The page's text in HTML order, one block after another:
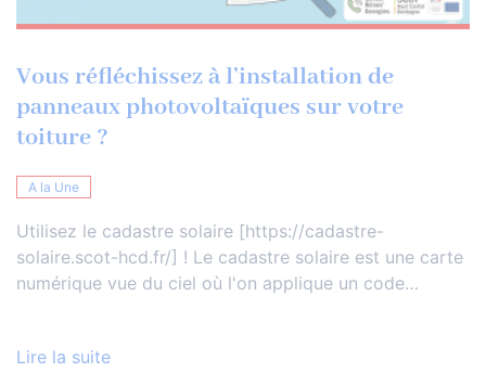
Vous réfléchissez à l’installation de
panneaux photovoltaïques sur votre
toiture ?
A la Une
Utilisez le cadastre solaire [https://cadastre-
solaire.scot-hcd.fr/] ! Le cadastre solaire est une carte
numérique vue du ciel où l'on applique un code…
Lire la suite